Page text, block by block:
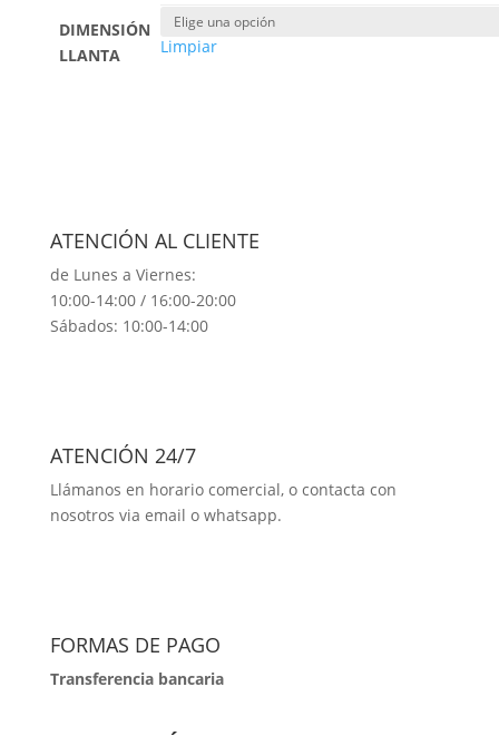
DIMENSIÓN
LLANTA
Limpiar
ATENCIÓN AL CLIENTE
de Lunes a Viernes:
10:00-14:00 / 16:00-20:00
Sábados: 10:00-14:00
ATENCIÓN 24/7
Llámanos en horario comercial, o contacta con
nosotros via email o whatsapp.
FORMAS DE PAGO
Transferencia bancaria